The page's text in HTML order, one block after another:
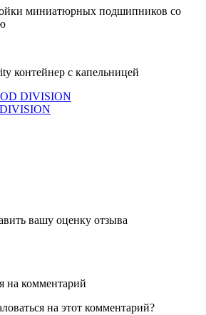
миниатюрных подшипников со
контейнер с капельницей
DIVISION
вашу оценку отзыва
на комментарий
на этот комментарий?